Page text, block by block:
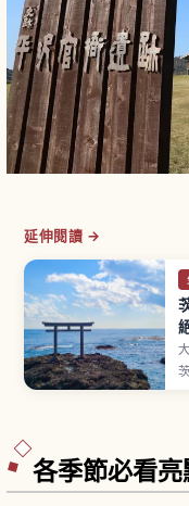
延伸閱讀 →
各季節必看